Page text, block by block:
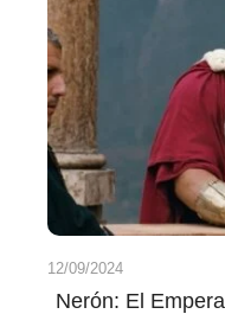
12/09/2024
Nerón: El